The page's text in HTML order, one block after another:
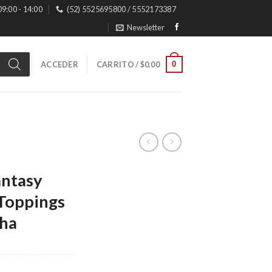
- 14:00
(52) 5525695800 / 5552173387
Newsletter
ACCEDER CARRITO /$0.00 0